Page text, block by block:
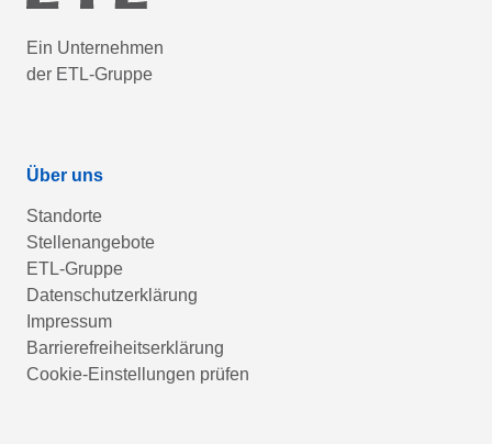
Ein Unternehmen
der ETL-Gruppe
Über uns
Standorte
Stellenangebote
ETL-Gruppe
Datenschutzerklärung
Impressum
Barrierefreiheitserklärung
Cookie-Einstellungen prüfen